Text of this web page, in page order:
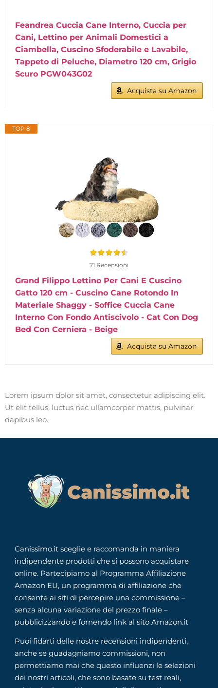
Feandrea Cuccia Cane Interno, Cuccia per
Cani, Lettino per Animali Domestici a
Ciambella, Cuscino Sfoderabile e Lavabile,
Tappeto di Peluche, Diametro 120 cm, Grigio
Scuro PGW043G02
Acquista su Amazon
TOP 8
71 Recensioni
Grand Filippo Lettino Per Cani E Cuscino
Gatto 120 cm - Cuscino Cane Rotondo In
Materiale Shaggy - Soffice Cuccia Cane
Interno Con Fondo Antiscivolo - Cat Con Dog
Bed Con Cerniera - Beige
Acquista su Amazon
Lorem ipsum dolor sit amet, consectetur adipiscing elit.
Ut elit tellus, luctus nec ullamcorper mattis, pulvinar
dapibus leo.
Canissimo.it sceglie e raccomanda in maniera
indipendente prodotti che si possono acquistare
online. Partecipiamo al Programma Affiliazione
Amazon EU, un programma di affiliazione che
consente ai siti di percepire una commissione –
senza alcuna variazione del prezzo finale –
pubblicizzando e fornendo link al sito Amazon.it
Puoi fidarti delle nostre recensioni indipendenti,
anche se guadagniamo commissioni, non
permettiamo mai che questo influenzi le selezioni
dei nostri articoli, che sono basate su test reali,